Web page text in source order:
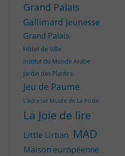
Grand Palais
Gallimard Jeunesse
Grand Palais
Hôtel de Ville
Institut du Monde Arabe
Jardin des Plantes
Jeu de Paume
L'Adresse Musée de La Poste
La Joie de lire
Little Urban MAD
Maison européenne